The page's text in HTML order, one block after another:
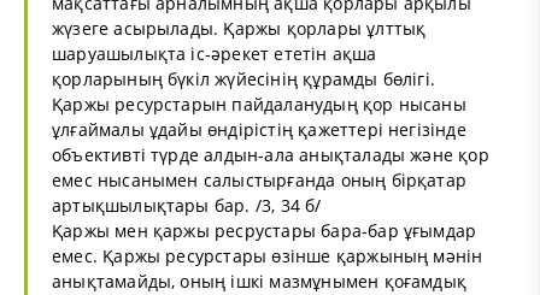
жүзеге асырылады. Қаржы қорлары ұлттық
шаруашылықта іс-әрекет ететін ақша
қорларының бүкіл жүйесінің құрамды бөлігі.
Қаржы ресурстарын пайдаланудың қор нысаны
ұлғаймалы ұдайы өндірістің қажеттері негізінде
объективті түрде алдын-ала анықталады және қор
емес нысанымен салыстырғанда оның бірқатар
артықшылықтары бар. /3, 34 б/
Қаржы мен қаржы ресрустары бара-бар ұғымдар
емес. Қаржы ресурстары өзінше қаржының мәнін
анықтамайды, оның ішкі мазмұнымен қоғамдық